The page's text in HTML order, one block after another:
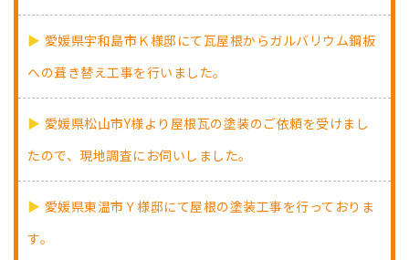
愛媛県宇和島市Ｋ様邸にて瓦屋根からガルバリウム鋼板
への葺き替え工事を行いました。
愛媛県松山市Y様より屋根瓦の塗装のご依頼を受けまし
たので、現地調査にお伺いしました。
愛媛県東温市Ｙ様邸にて屋根の塗装工事を行っておりま
す。